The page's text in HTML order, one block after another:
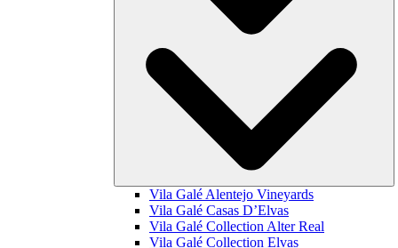
Vila Galé Alentejo Vineyards
Vila Galé Casas D’Elvas
Vila Galé Collection Alter Real
Vila Galé Collection Elvas